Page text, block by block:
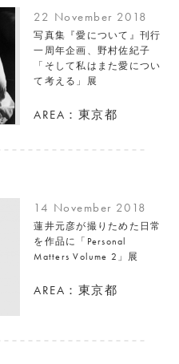
22 November 2018
写真集『愛について』刊行
一周年企画、野村佐紀⼦
「そして私はまた愛につい
て考える」展
AREA：東京都
14 November 2018
蓮井元彦が撮りためた日常
を作品に「Personal
Matters Volume 2」展
AREA：東京都